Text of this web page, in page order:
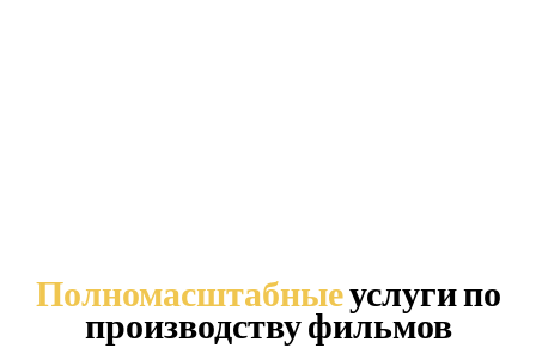
Полномасштабныеуслуги по
производству фильмов